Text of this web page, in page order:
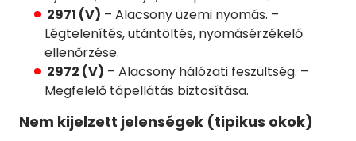
2971 (V) – Alacsony üzemi nyomás. –
Légtelenítés, utántöltés, nyomásérzékelő
ellenőrzése.
2972 (V) – Alacsony hálózati feszültség. –
Megfelelő tápellátás biztosítása.
Nem kijelzett jelenségek (tipikus okok)